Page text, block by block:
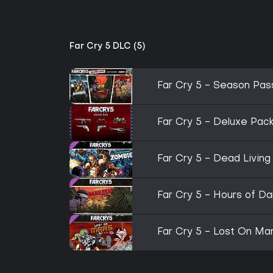
Far Cry 5 DLC (5)
Far Cry 5 - Season
Far Cry 5 - Deluxe Pack
Far Cry 5 - Dead
Far Cry 5 - Hours of
Far Cry 5 - Lost On